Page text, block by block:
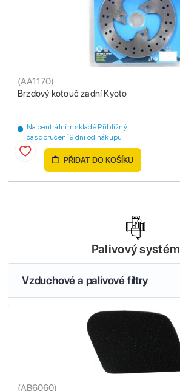
Brzdový kotouč zadní Kyoto
(AA1170)
Na centrálním skladě Přibližný
čas doručení 9 dní od nákupu
PŘIDAT DO KOŠÍKU
Palivový systém
Vzduchové a palivové filtry
(AB6060)